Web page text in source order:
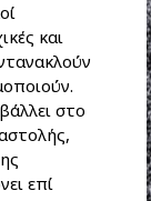
και
στο
επί